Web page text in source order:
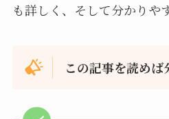
も詳しく、そして分かりや
この記事を読めば